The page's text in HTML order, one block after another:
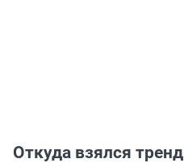
Откуда взялся тренд